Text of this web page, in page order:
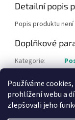
Používáme
prohlížení webu a
zlepšovali jeho
Detailní popis
Popis produktu
Doplňkové
Kategorie:
Položka byla